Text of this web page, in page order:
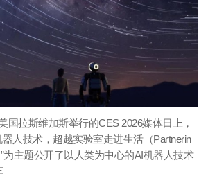
国拉斯维加斯举行的CES 2026媒体日上，
人技术，超越实验室走进生活（Partnerin
为主题公开了以人类为中心的AI机器人技术